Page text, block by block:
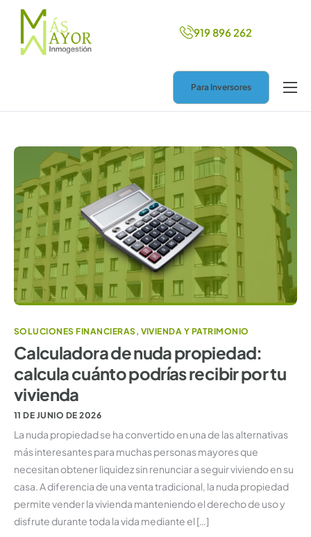
Inicio
Nuevo hogar
Ayuda legal
Blog
Contacto
Para Inversores
919 896 262
SOLUCIONES FINANCIERAS, VIVIENDA Y PATRIMONIO
Calculadora de nuda propiedad:
calcula cuánto podrías recibir por tu
vivienda
11 DE JUNIO DE 2026
La nuda propiedad se ha convertido en una de las alternativas
más interesantes para muchas personas mayores que
necesitan obtener liquidez sin renunciar a seguir viviendo en su
casa. A diferencia de una venta tradicional, la nuda propiedad
permite vender la vivienda manteniendo el derecho de uso y
disfrute durante toda la vida mediante el […]